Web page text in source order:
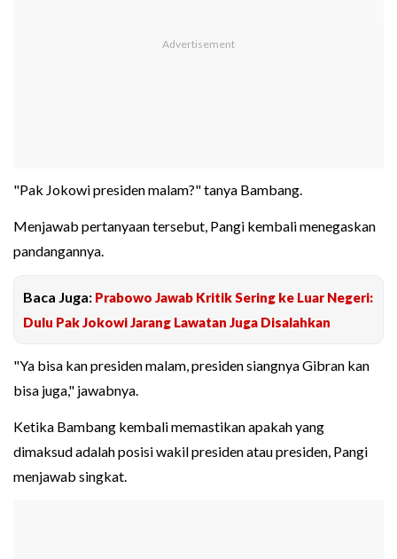
"Pak Jokowi presiden malam?" tanya Bambang.
Menjawab pertanyaan tersebut, Pangi kembali menegaskan
pandangannya.
Baca Juga: Prabowo Jawab Kritik Sering ke Luar Negeri:
Dulu Pak Jokowi Jarang Lawatan Juga Disalahkan
"Ya bisa kan presiden malam, presiden siangnya Gibran kan
bisa juga," jawabnya.
Ketika Bambang kembali memastikan apakah yang
dimaksud adalah posisi wakil presiden atau presiden, Pangi
menjawab singkat.